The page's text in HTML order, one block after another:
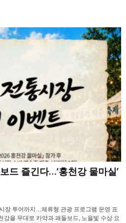
드 즐긴다…‘홍천강 물마실’
장 투어까지…체류형 관광 프로그램 운영 표
강을 무대로 카약과 패들보드, 노을빛 수상 요